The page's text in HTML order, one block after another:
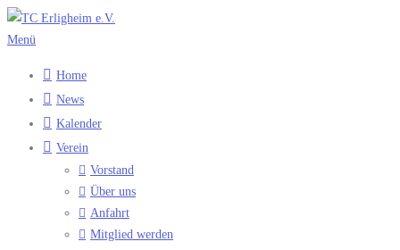
Zum
Inhalt
Menü
Home
News
Kalender
Verein
Vorstand
Über uns
Anfahrt
Mitglied werden